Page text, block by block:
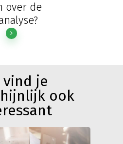
over de
vind je
ook